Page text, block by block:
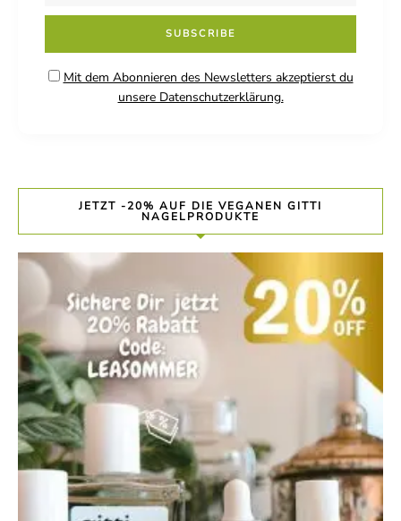
Mit dem Abonnieren des Newsletters akzeptierst du
unsere Datenschutzerklärung.
JETZT -20% AUF DIE VEGANEN GITTI
NAGELPRODUKTE